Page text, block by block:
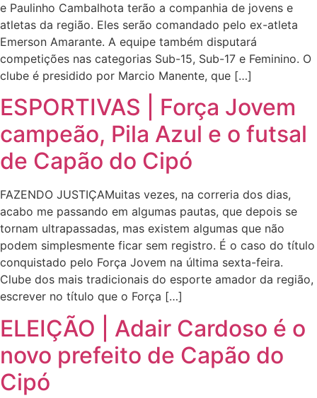
e Paulinho Cambalhota terão a companhia de jovens e
atletas da região. Eles serão comandado pelo ex-atleta
Emerson Amarante. A equipe também disputará
competições nas categorias Sub-15, Sub-17 e Feminino. O
clube é presidido por Marcio Manente, que […]
ESPORTIVAS | Força Jovem
campeão, Pila Azul e o futsal
de Capão do Cipó
FAZENDO JUSTIÇAMuitas vezes, na correria dos dias,
acabo me passando em algumas pautas, que depois se
tornam ultrapassadas, mas existem algumas que não
podem simplesmente ficar sem registro. É o caso do título
conquistado pelo Força Jovem na última sexta-feira.
Clube dos mais tradicionais do esporte amador da região,
escrever no título que o Força […]
ELEIÇÃO | Adair Cardoso é o
novo prefeito de Capão do
Cipó